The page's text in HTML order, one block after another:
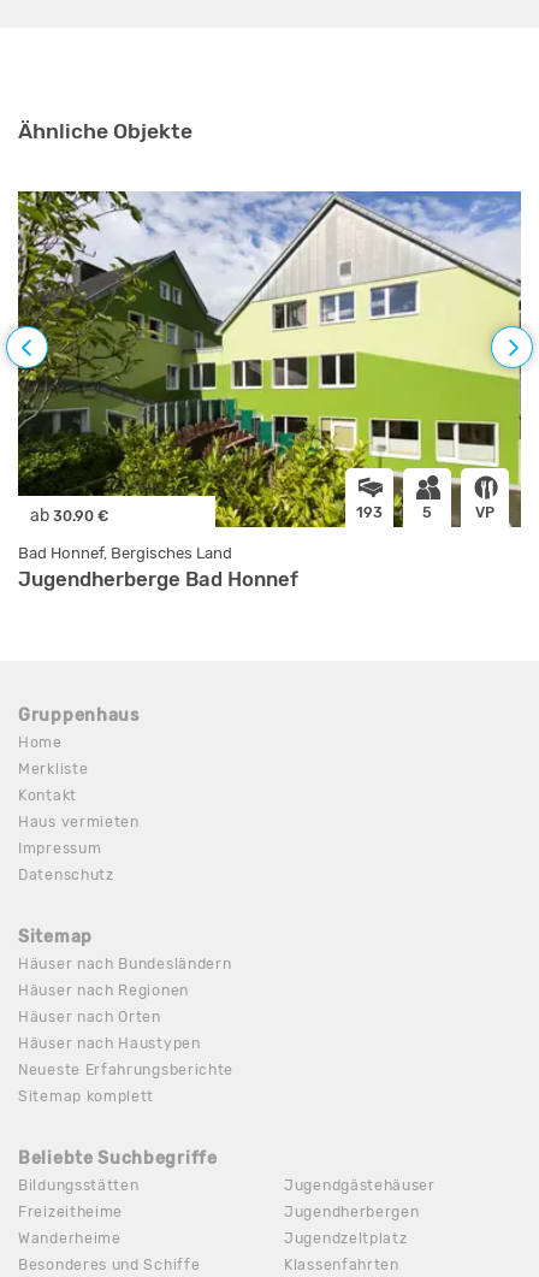
Ähnliche Objekte
ab 30.90 € 193 5 VP
Bad Honnef, Bergisches Land
Jugendherberge Bad Honnef
Gruppenhaus
Home
Merkliste
Kontakt
Haus vermieten
Impressum
Datenschutz
Sitemap
Häuser nach Bundesländern
Häuser nach Regionen
Häuser nach Orten
Häuser nach Haustypen
Neueste Erfahrungsberichte
Sitemap komplett
Beliebte Suchbegriffe
Bildungsstätten
Freizeitheime
Wanderheime
Besonderes und Schiffe
Jugendgästehäuser
Jugendherbergen
Jugendzeltplatz
Klassenfahrten